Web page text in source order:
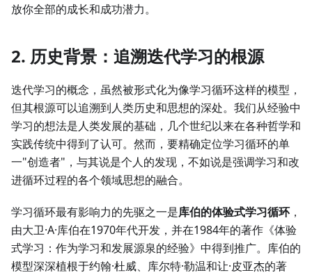
放你全部的成长和成功潜力。
2. 历史背景：追溯迭代学习的根源
迭代学习的概念，虽然被形式化为像学习循环这样的模型，
但其根源可以追溯到人类历史和思想的深处。我们从经验中
学习的想法是人类发展的基础，几个世纪以来在各种哲学和
实践传统中得到了认可。然而，要精确定位学习循环的单
一"创造者"，与其说是个人的发现，不如说是强调学习和改
进循环过程的各个领域思想的融合。
学习循环最有影响力的先驱之一是库伯的体验式学习循环，
由大卫·A·库伯在1970年代开发，并在1984年的著作《体验
式学习：作为学习和发展源泉的经验》中得到推广。库伯的
模型深深植根于约翰·杜威、库尔特·勒温和让·皮亚杰的著